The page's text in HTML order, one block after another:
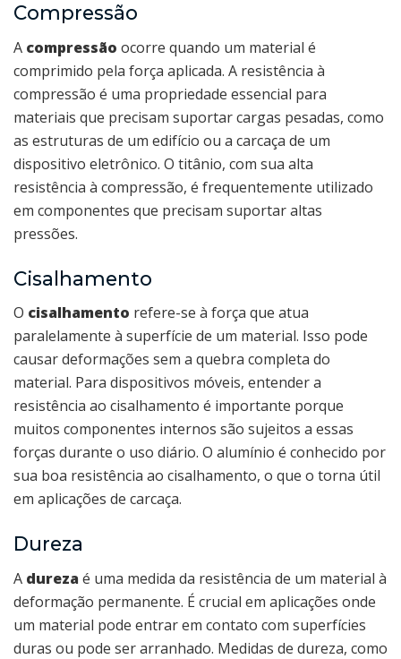
Compressão
A compressão ocorre quando um material é
comprimido pela força aplicada. A resistência à
compressão é uma propriedade essencial para
materiais que precisam suportar cargas pesadas, como
as estruturas de um edifício ou a carcaça de um
dispositivo eletrônico. O titânio, com sua alta
resistência à compressão, é frequentemente utilizado
em componentes que precisam suportar altas
pressões.
Cisalhamento
O cisalhamento refere-se à força que atua
paralelamente à superfície de um material. Isso pode
causar deformações sem a quebra completa do
material. Para dispositivos móveis, entender a
resistência ao cisalhamento é importante porque
muitos componentes internos são sujeitos a essas
forças durante o uso diário. O alumínio é conhecido por
sua boa resistência ao cisalhamento, o que o torna útil
em aplicações de carcaça.
Dureza
A dureza é uma medida da resistência de um material à
deformação permanente. É crucial em aplicações onde
um material pode entrar em contato com superfícies
duras ou pode ser arranhado. Medidas de dureza, como